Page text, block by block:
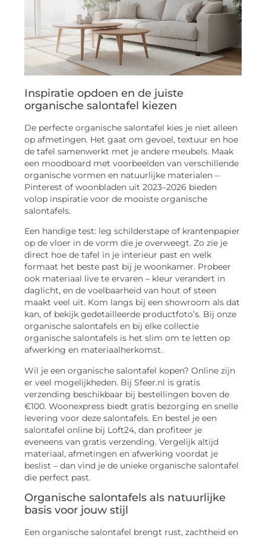
Inspiratie opdoen en de juiste
organische salontafel kiezen
De perfecte organische salontafel kies je niet alleen
op afmetingen. Het gaat om gevoel, textuur en hoe
de tafel samenwerkt met je andere meubels. Maak
een moodboard met voorbeelden van verschillende
organische vormen en natuurlijke materialen –
Pinterest of woonbladen uit 2023–2026 bieden
volop inspiratie voor de mooiste organische
salontafels.
Een handige test: leg schilderstape of krantenpapier
op de vloer in de vorm die je overweegt. Zo zie je
direct hoe de tafel in je interieur past en welk
formaat het beste past bij je woonkamer. Probeer
ook materiaal live te ervaren – kleur verandert in
daglicht, en de voelbaarheid van hout of steen
maakt veel uit. Kom langs bij een showroom als dat
kan, of bekijk gedetailleerde productfoto’s. Bij onze
organische salontafels en bij elke collectie
organische salontafels is het slim om te letten op
afwerking en materiaalherkomst.
Wil je een organische salontafel kopen? Online zijn
er veel mogelijkheden. Bij Sfeer.nl is gratis
verzending beschikbaar bij bestellingen boven de
€100. Woonexpress biedt gratis bezorging en snelle
levering voor deze salontafels. En bestel je een
salontafel online bij Loft24, dan profiteer je
eveneens van gratis verzending. Vergelijk altijd
materiaal, afmetingen en afwerking voordat je
beslist – dan vind je de unieke organische salontafel
die perfect past.
Organische salontafels als natuurlijke
basis voor jouw stijl
Een organische salontafel brengt rust, zachtheid en